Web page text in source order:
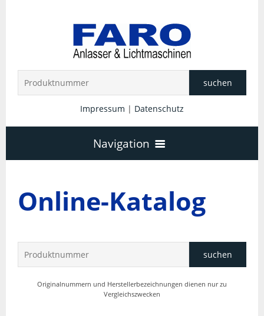
suchen
Impressum | Datenschutz
Navigation
Lichtmaschinen
Online-Katalog
suchen
Originalnummern und Herstellerbezeichnungen dienen nur zu
Vergleichszwecken